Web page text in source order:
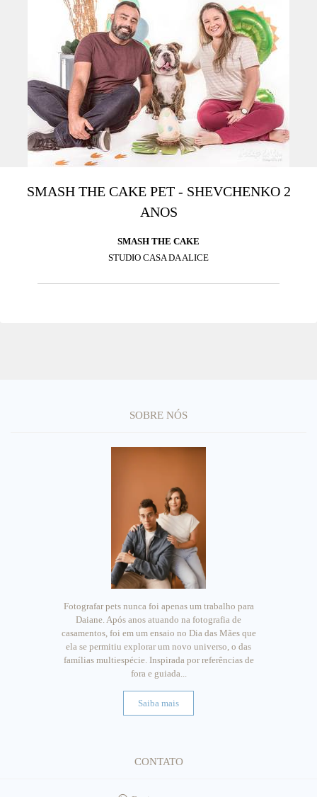
SMASH THE CAKE PET - SHEVCHENKO 2
ANOS
SMASH THE CAKE
STUDIO CASA DA ALICE
SOBRE NÓS
Fotografar pets nunca foi apenas um trabalho para
Daiane. Após anos atuando na fotografia de
casamentos, foi em um ensaio no Dia das Mães que
ela se permitiu explorar um novo universo, o das
famílias multiespécie. Inspirada por referências de
fora e guiada...
Saiba mais
CONTATO